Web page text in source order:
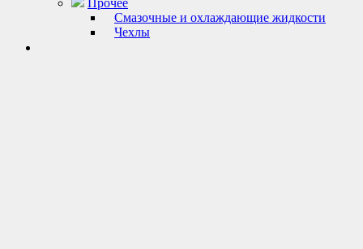
Прочее
Смазочные и охлаждающие жидкости
Чехлы